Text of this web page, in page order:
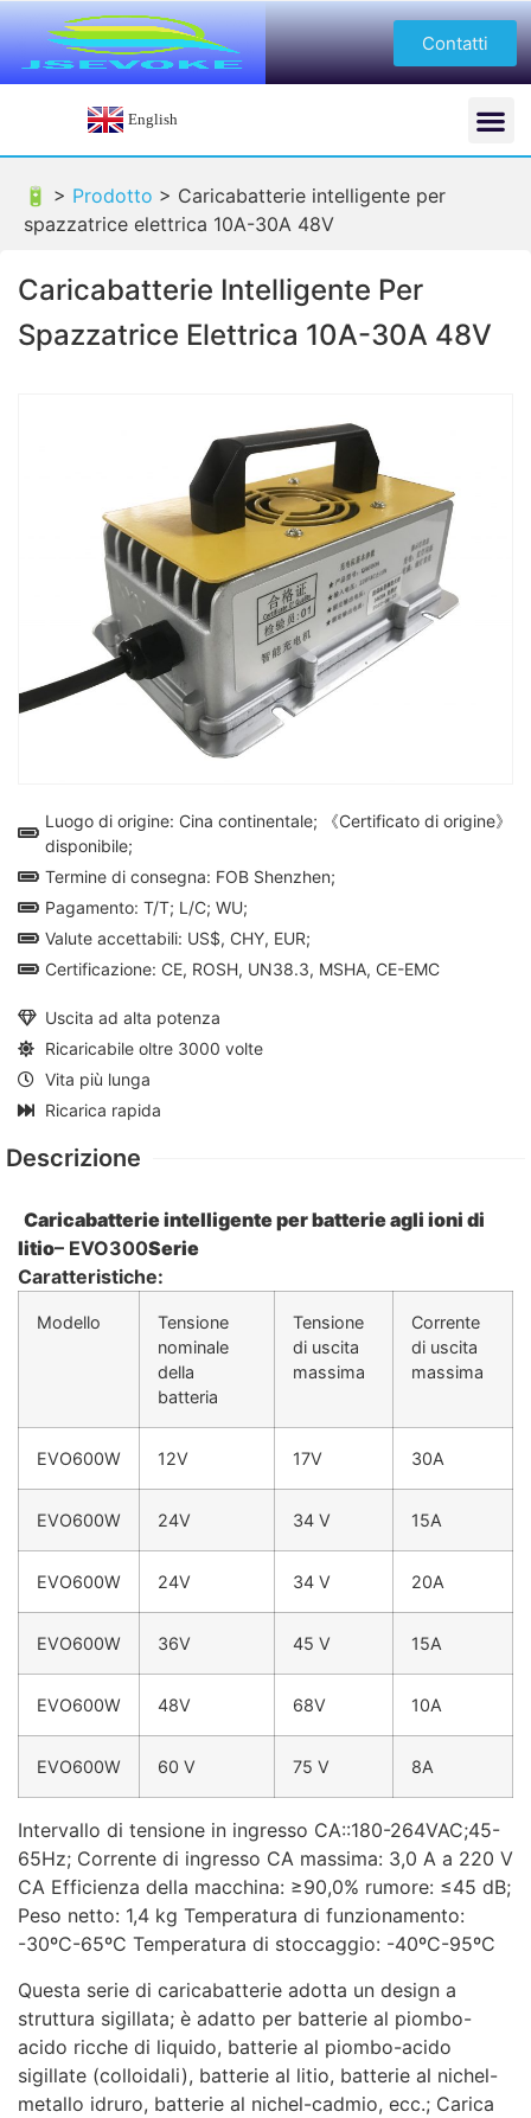
Contatti
English
🔋 > Prodotto > Caricabatterie intelligente per
spazzatrice elettrica 10A-30A 48V
Caricabatterie Intelligente Per
Spazzatrice Elettrica 10A-30A 48V
Luogo di origine: Cina continentale; 《Certificato di origine》
disponibile;
Termine di consegna: FOB Shenzhen;
Pagamento: T/T; L/C; WU;
Valute accettabili: US$, CHY, EUR;
Certificazione: CE, ROSH, UN38.3, MSHA, CE-EMC
Uscita ad alta potenza
Ricaricabile oltre 3000 volte
Vita più lunga
Ricarica rapida
Descrizione
Caricabatterie intelligente per batterie agli ioni di
litio– EVO300Serie
Caratteristiche:
Modello
Tensione
nominale
della
batteria
Tensione
di uscita
massima
Corrente
di uscita
massima
EVO600W 12V 17V 30A
EVO600W 24V 34 V 15A
EVO600W 24V 34 V 20A
EVO600W 36V 45 V 15A
EVO600W 48V 68V 10A
EVO600W 60 V 75 V 8A
Intervallo di tensione in ingresso CA::180-264VAC;45-
65Hz; Corrente di ingresso CA massima: 3,0 A a 220 V
CA Efficienza della macchina: ≥90,0% rumore: ≤45 dB;
Peso netto: 1,4 kg Temperatura di funzionamento:
-30ºC-65ºC Temperatura di stoccaggio: -40ºC-95ºC
Questa serie di caricabatterie adotta un design a
struttura sigillata; è adatto per batterie al piombo-
acido ricche di liquido, batterie al piombo-acido
sigillate (colloidali), batterie al litio, batterie al nichel-
metallo idruro, batterie al nichel-cadmio, ecc.; Carica